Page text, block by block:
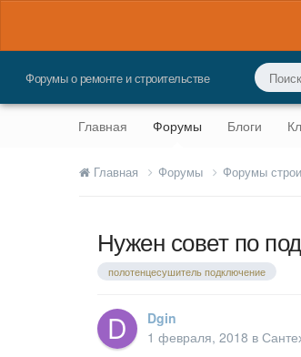
Форумы о ремонте и строительстве
Главная Форумы Блоги
Главная Форумы Форумы
Нужен совет по
полотенцесушитель подключение
Dgin
1 февраля, 2018 в